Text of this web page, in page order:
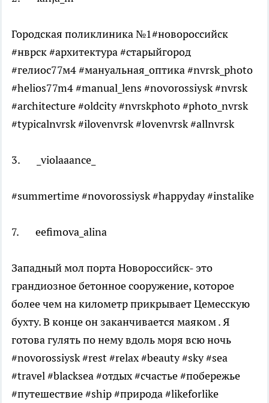
Городская поликлиника №1#новороссийск
#нврск #архитектура #старыйгород
#гелиос77м4 #мануальная_оптика #nvrsk_photo
#helios77m4 #manual_lens #novorossiysk #nvrsk
#architecture #oldcity #nvrskphoto #photo_nvrsk
#typicalnvrsk #ilovenvrsk #lovenvrsk #allnvrsk
3. _violaaance_
#summertime #novorossiysk #happyday #instalike
7. eefimova_alina
Западный мол порта Новороссийск- это
грандиозное бетонное сооружение, которое
более чем на километр прикрывает Цемесскую
бухту. В конце он заканчивается маяком . Я
готова гулять по нему вдоль моря всю ночь
#novorossiysk #rest #relax #beauty #sky #sea
#travel #blacksea #отдых #счастье #побережье
#путешествие #ship #природа #likeforlike